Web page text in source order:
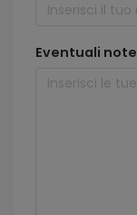
Eventuali note